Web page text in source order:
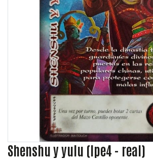
Shenshu y yulu (lpe4 - real)